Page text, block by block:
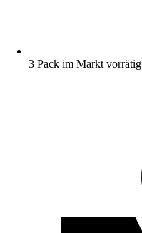
3 Pack im Markt vorrätig